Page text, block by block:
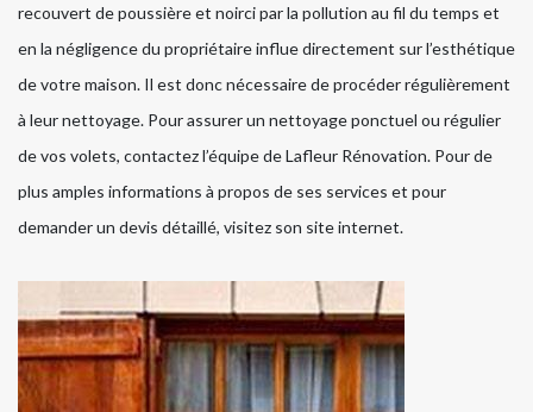
recouvert de poussière et noirci par la pollution au fil du temps et
en la négligence du propriétaire influe directement sur l’esthétique
de votre maison. Il est donc nécessaire de procéder régulièrement
à leur nettoyage. Pour assurer un nettoyage ponctuel ou régulier
de vos volets, contactez l’équipe de Lafleur Rénovation. Pour de
plus amples informations à propos de ses services et pour
demander un devis détaillé, visitez son site internet.